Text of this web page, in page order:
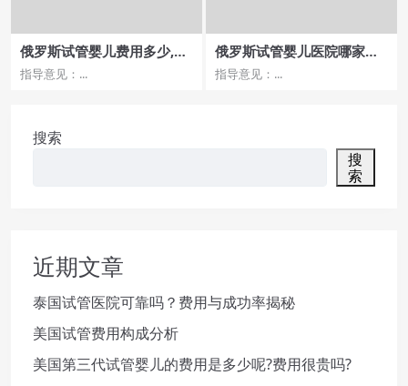
俄罗斯试管婴儿费用多少,需
要准备哪些材料和费用？
指导意见：...
俄罗斯试管婴儿医院哪家费
用低？婴儿健康及成功率
指导意见：...
搜索
搜
索
近期文章
泰国试管医院可靠吗？费用与成功率揭秘
美国试管费用构成分析
美国第三代试管婴儿的费用是多少呢?费用很贵吗?